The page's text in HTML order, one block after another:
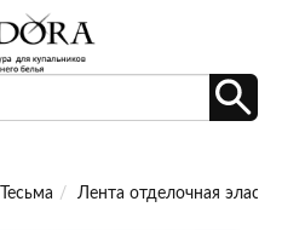
Тесьма Лента отделочная